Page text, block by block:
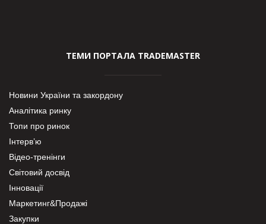
ТЕМИ ПОРТАЛА TRADEMASTER
Новини України та закордону
Аналітика ринку
Топи про ринок
Інтерв’ю
Відео-тренінги
Світовий досвід
Інновації
Маркетинг&Продажі
Закупки